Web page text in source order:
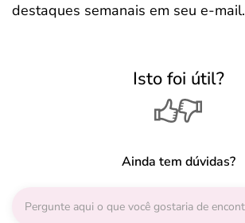
destaques semanais em seu e-mail.
Isto foi útil?
Ainda tem dúvidas?